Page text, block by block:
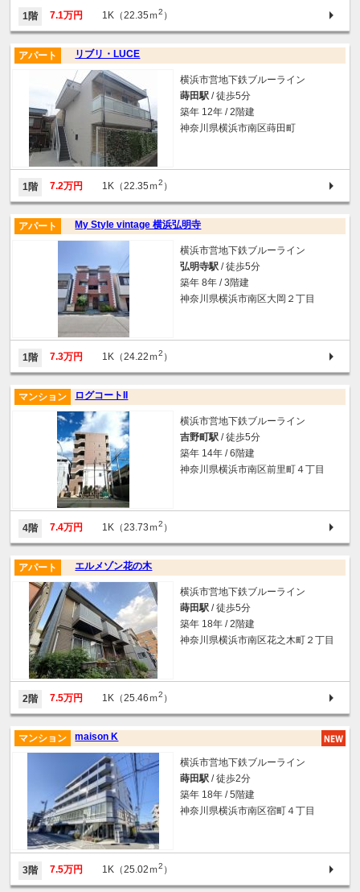
1階 7.1万円 1K（22.35ｍ2 ）
リブリ・LUCE
アパート
横浜市営地下鉄ブルーライン
蒔田駅 / 徒歩5分
築年 12年 / 2階建
神奈川県横浜市南区蒔田町
1階 7.2万円 1K（22.35ｍ2 ）
My Style vintage 横浜弘明寺
アパート
横浜市営地下鉄ブルーライン
弘明寺駅 / 徒歩5分
築年 8年 / 3階建
神奈川県横浜市南区大岡２丁目
1階 7.3万円 1K（24.22ｍ2 ）
ログコートII
マンション
横浜市営地下鉄ブルーライン
吉野町駅 / 徒歩5分
築年 14年 / 6階建
神奈川県横浜市南区前里町４丁目
4階 7.4万円 1K（23.73ｍ2 ）
エルメゾン花の木
アパート
横浜市営地下鉄ブルーライン
蒔田駅 / 徒歩5分
築年 18年 / 2階建
神奈川県横浜市南区花之木町２丁目
2階 7.5万円 1K（25.46ｍ2 ）
maison K
マンション
横浜市営地下鉄ブルーライン
蒔田駅 / 徒歩2分
築年 18年 / 5階建
神奈川県横浜市南区宿町４丁目
3階 7.5万円 1K（25.02ｍ2 ）